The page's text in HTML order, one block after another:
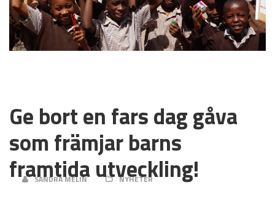
Ge bort en fars dag gåva
som främjar barns
framtida utveckling!
SANDRA MELIN NYHETER